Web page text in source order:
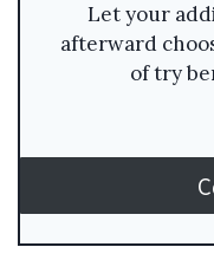
Let your
afterward
of try